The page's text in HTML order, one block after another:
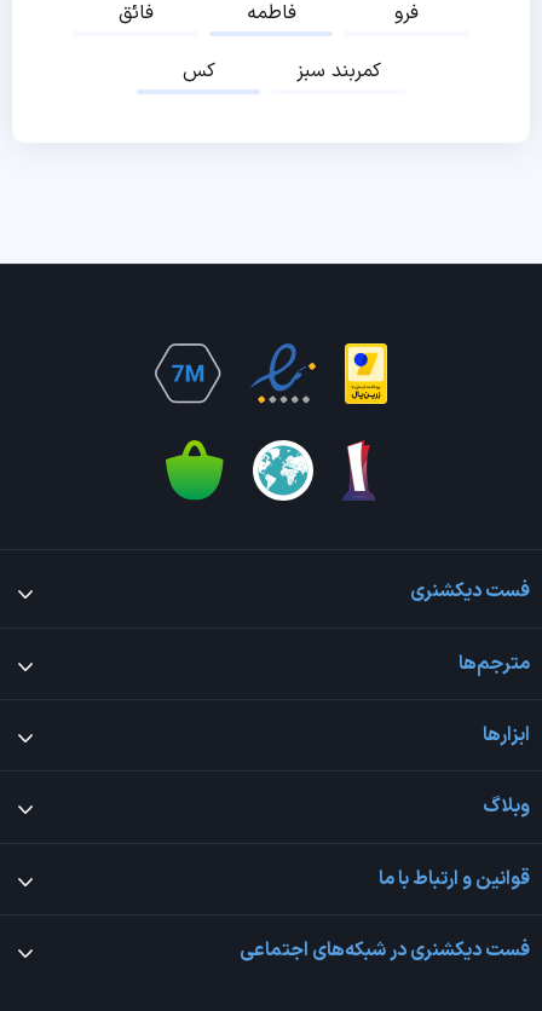
فائق
فاطمه
فرو
کس
کمربند سبز
فست دیکشنری
مترجم‌ها
ابزارها
وبلاگ
قوانین و ارتباط با ما
فست دیکشنری در شبکه‌های اجتماعی